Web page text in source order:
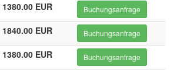
1380.00 EUR Buchungsanfrage
1840.00 EUR Buchungsanfrage
1380.00 EUR Buchungsanfrage